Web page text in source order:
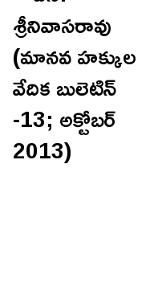
శ్రీనివాసరావు
(మానవ హక్కుల
వేదిక బులెటిన్
-13; అక్టోబర్
2013)